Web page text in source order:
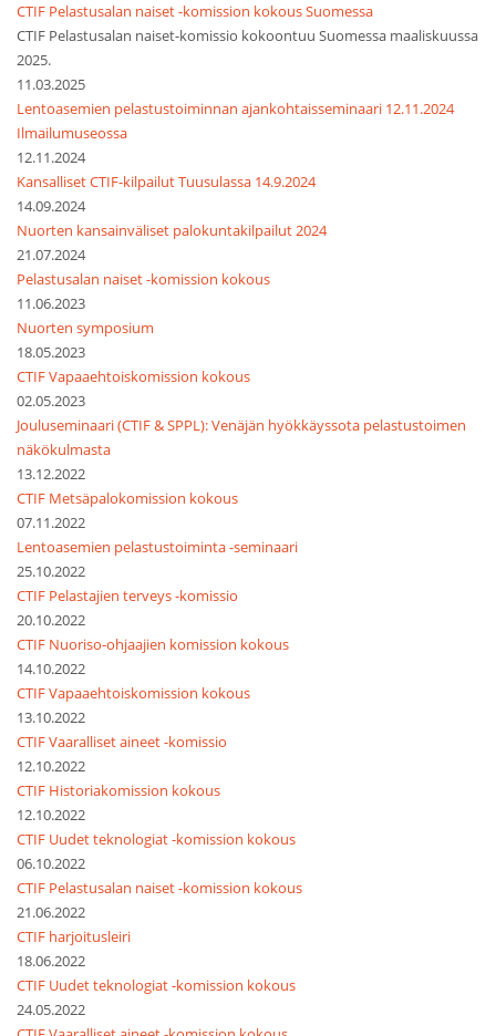
CTIF Pelastusalan naiset -komission kokous Suomessa
CTIF Pelastusalan naiset-komissio kokoontuu Suomessa maaliskuussa
2025.
11.03.2025
Lentoasemien pelastustoiminnan ajankohtaisseminaari 12.11.2024
Ilmailumuseossa
12.11.2024
Kansalliset CTIF-kilpailut Tuusulassa 14.9.2024
14.09.2024
Nuorten kansainväliset palokuntakilpailut 2024
21.07.2024
Pelastusalan naiset -komission kokous
11.06.2023
Nuorten symposium
18.05.2023
CTIF Vapaaehtoiskomission kokous
02.05.2023
Jouluseminaari (CTIF & SPPL): Venäjän hyökkäyssota pelastustoimen
näkökulmasta
13.12.2022
CTIF Metsäpalokomission kokous
07.11.2022
Lentoasemien pelastustoiminta -seminaari
25.10.2022
CTIF Pelastajien terveys -komissio
20.10.2022
CTIF Nuoriso-ohjaajien komission kokous
14.10.2022
CTIF Vapaaehtoiskomission kokous
13.10.2022
CTIF Vaaralliset aineet -komissio
12.10.2022
CTIF Historiakomission kokous
12.10.2022
CTIF Uudet teknologiat -komission kokous
06.10.2022
CTIF Pelastusalan naiset -komission kokous
21.06.2022
CTIF harjoitusleiri
18.06.2022
CTIF Uudet teknologiat -komission kokous
24.05.2022